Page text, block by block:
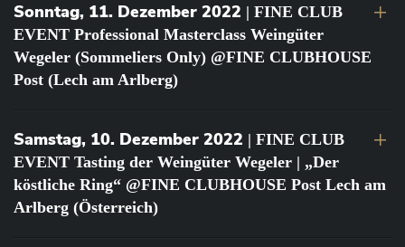
Sonntag, 11. Dezember 2022 | FINE CLUB
EVENT Professional Masterclass Weingüter
Wegeler (Sommeliers Only) @FINE CLUBHOUSE
Post (Lech am Arlberg)
Samstag, 10. Dezember 2022 | FINE CLUB
EVENT Tasting der Weingüter Wegeler | „Der
köstliche Ring“ @FINE CLUBHOUSE Post Lech am
Arlberg (Österreich)